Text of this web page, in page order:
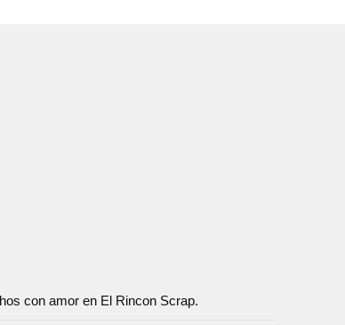
con amor en El Rincon Scrap.